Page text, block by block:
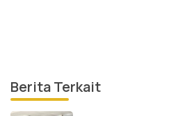
Berita Terkait